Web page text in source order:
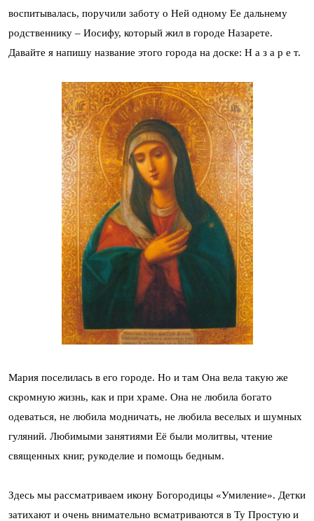
воспитывалась, поручили заботу о Ней одному Ее дальнему
родственнику – Иосифу, который жил в городе Назарете.
Давайте я напишу название этого города на доске: Н а з а р е т.
Мария поселилась в его городе. Но и там Она вела такую же
скромную жизнь, как и при храме. Она не любила богато
одеваться, не любила модничать, не любила веселых и шумных
гуляний. Любимыми занятиями Её были молитвы, чтение
священных книг, рукоделие и помощь бедным.
Здесь мы рассматриваем икону Богородицы «Умиление». Детки
затихают и очень внимательно всматриваются в Ту Простую и